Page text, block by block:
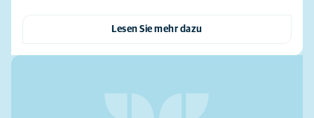
Lesen Sie mehr dazu